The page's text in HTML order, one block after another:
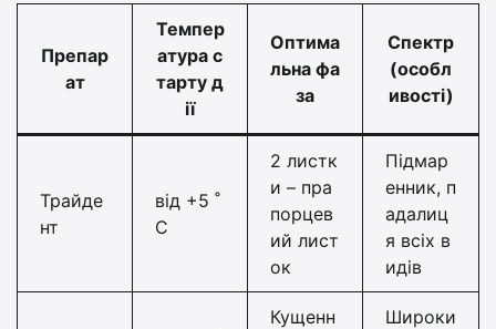
Препар
ат
Темпер
атура с
тарту д
ії
Оптима
льна фа
за
Спектр
(особл
ивості)
Трайде
нт
від +5 ˚
С
2 листк
и – пра
порцев
ий лист
ок
Підмар
енник, п
адалиц
я всіх в
идів
Кущенн
Широки